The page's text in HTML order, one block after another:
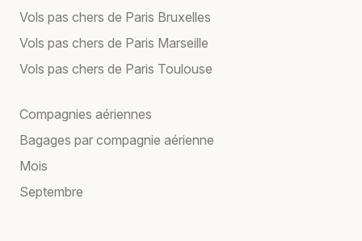
Vols pas chers de Paris Bruxelles
Vols pas chers de Paris Marseille
Vols pas chers de Paris Toulouse
Compagnies aériennes
Bagages par compagnie aérienne
Mois
Septembre